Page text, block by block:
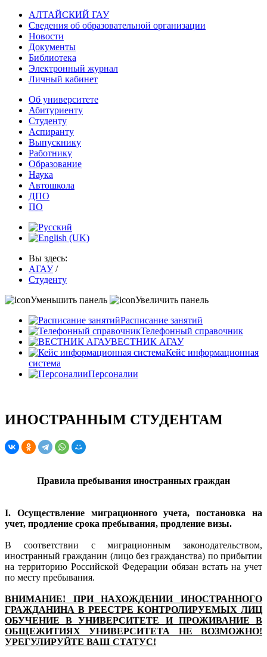
АЛТАЙСКИЙ ГАУ
Сведения об образовательной организации
Новости
Документы
Библиотека
Электронный журнал
Личный кабинет
Об университете
Абитуриенту
Студенту
Аспиранту
Выпускнику
Работнику
Образование
Наука
Автошкола
ДПО
ПО
Вы здесь:
АГАУ /
Студенту
Уменьшить панель
Увеличить панель
Расписание занятий
Телефонный справочник
ВЕСТНИК АГАУ
Кейс информационная
система
Персоналии
ИНОСТРАННЫМ СТУДЕНТАМ
Правила пребывания иностранных граждан
I. Осуществление миграционного учета, постановка на
учет, продление срока пребывания, продление визы.
В соответствии с миграционным законодательством,
иностранный гражданин (лицо без гражданства) по прибытии
на территорию Российской Федерации обязан встать на учет
по месту пребывания.
ВНИМАНИЕ! ПРИ НАХОЖДЕНИИ ИНОСТРАННОГО
ГРАЖДАНИНА В РЕЕСТРЕ КОНТРОЛИРУЕМЫХ ЛИЦ
ОБУЧЕНИЕ В УНИВЕРСИТЕТЕ И ПРОЖИВАНИЕ В
ОБЩЕЖИТИЯХ УНИВЕРСИТЕТА НЕ ВОЗМОЖНО!
УРЕГУЛИРУЙТЕ ВАШ СТАТУС!